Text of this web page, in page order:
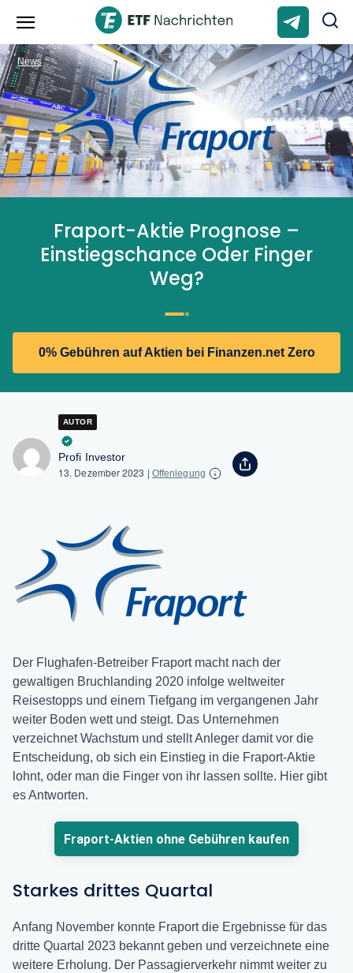
Fraport-Aktie Prognose –
Einstiegschance Oder Finger
Weg?
0% Gebühren auf Aktien bei Finanzen.net Zero
News
AUTOR
Profi Investor
13. Dezember 2023 | Offenlegung
Der Flughafen-Betreiber Fraport macht nach der
gewaltigen Bruchlanding 2020 infolge weltweiter
Reisestopps und einem Tiefgang im vergangenen Jahr
weiter Boden wett und steigt. Das Unternehmen
verzeichnet Wachstum und stellt Anleger damit vor die
Entscheidung, ob sich ein Einstieg in die Fraport-Aktie
lohnt, oder man die Finger von ihr lassen sollte. Hier gibt
es Antworten.
Fraport-Aktien ohne Gebühren kaufen
Starkes drittes Quartal
Anfang November konnte Fraport die Ergebnisse für das
dritte Quartal 2023 bekannt geben und verzeichnete eine
weitere Erholung. Der Passagierverkehr nimmt weiter zu